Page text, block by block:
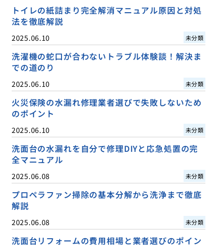
トイレの紙詰まり完全解消マニュアル原因と対処
法を徹底解説
2025.06.10 未分類
洗濯機の蛇口が合わないトラブル体験談！解決ま
での道のり
2025.06.10 未分類
火災保険の水漏れ修理業者選びで失敗しないため
のポイント
2025.06.10 未分類
洗面台の水漏れを自分で修理DIYと応急処置の完
全マニュアル
2025.06.08 未分類
プロペラファン掃除の基本分解から洗浄まで徹底
解説
2025.06.08 未分類
洗面台リフォームの費用相場と業者選びのポイン